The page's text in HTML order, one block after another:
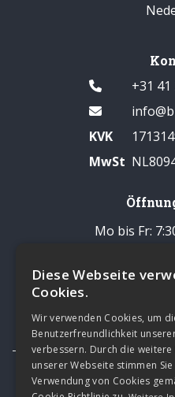
+31 41
KVK
MwSt
Mo bis Fr:
Samstag:
Pause: 12:30
© 2026 TNL
Privacy
Diese Webseite
Cookies.
Wir verwenden Cookies, um
Benutzerfreundlichkeit
verbessern. Durch die weitere
unserer Webseite stimmen
Verwendung von Cookies